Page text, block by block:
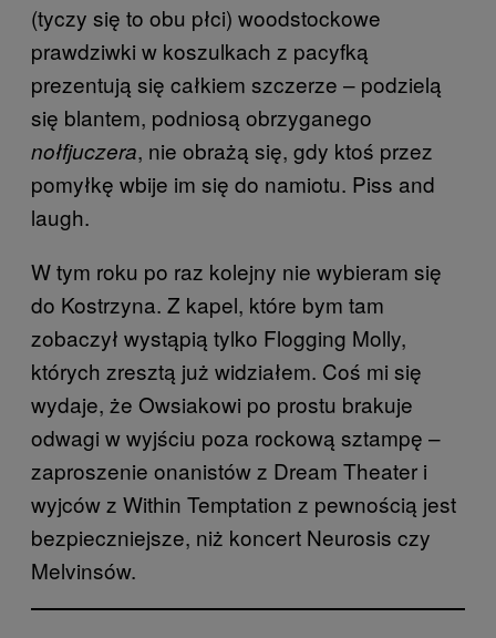
(tyczy się to obu płci) woodstockowe
prawdziwki w koszulkach z pacyfką
prezentują się całkiem szczerze – podzielą
się blantem, podniosą obrzyganego
nołfjuczera, nie obrażą się, gdy ktoś przez
pomyłkę wbije im się do namiotu. Piss and
laugh.
W tym roku po raz kolejny nie wybieram się
do Kostrzyna. Z kapel, które bym tam
zobaczył wystąpią tylko Flogging Molly,
których zresztą już widziałem. Coś mi się
wydaje, że Owsiakowi po prostu brakuje
odwagi w wyjściu poza rockową sztampę –
zaproszenie onanistów z Dream Theater i
wyjców z Within Temptation z pewnością jest
bezpieczniejsze, niż koncert Neurosis czy
Melvinsów.